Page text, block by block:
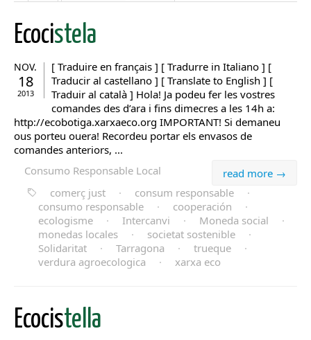
Ecocistela
NOV.
18
2013
[ Traduire en français ] [ Tradurre in Italiano ] [
Traducir al castellano ] [ Translate to English ] [
Traduir al català ] Hola! Ja podeu fer les vostres
comandes des d’ara i fins dimecres a les 14h a:
http://ecobotiga.xarxaeco.org IMPORTANT! Si demaneu
ous porteu ouera! Recordeu portar els envasos de
comandes anteriors, ...
read more →
Consumo Responsable Local
comerç just
· consum responsable
·
consumo responsable
· cooperación
·
ecologisme
· Intercanvi · Moneda social
·
monedas locales
· societat sostenible
·
Solidaritat
· Tarragona · trueque
·
verdura agroecologica
· xarxa eco
Ecocistella